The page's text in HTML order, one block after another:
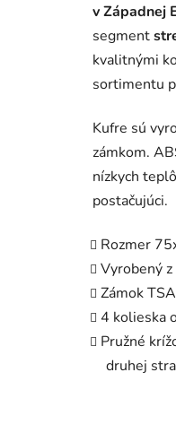
v Západnej
segment
kvalitnými
sortimentu
Kufre sú
zámkom.
nízkych
postačujúci.
Rozmer
Vyrobený
Zámok TSA
4 kolieska
Pružné
druhej